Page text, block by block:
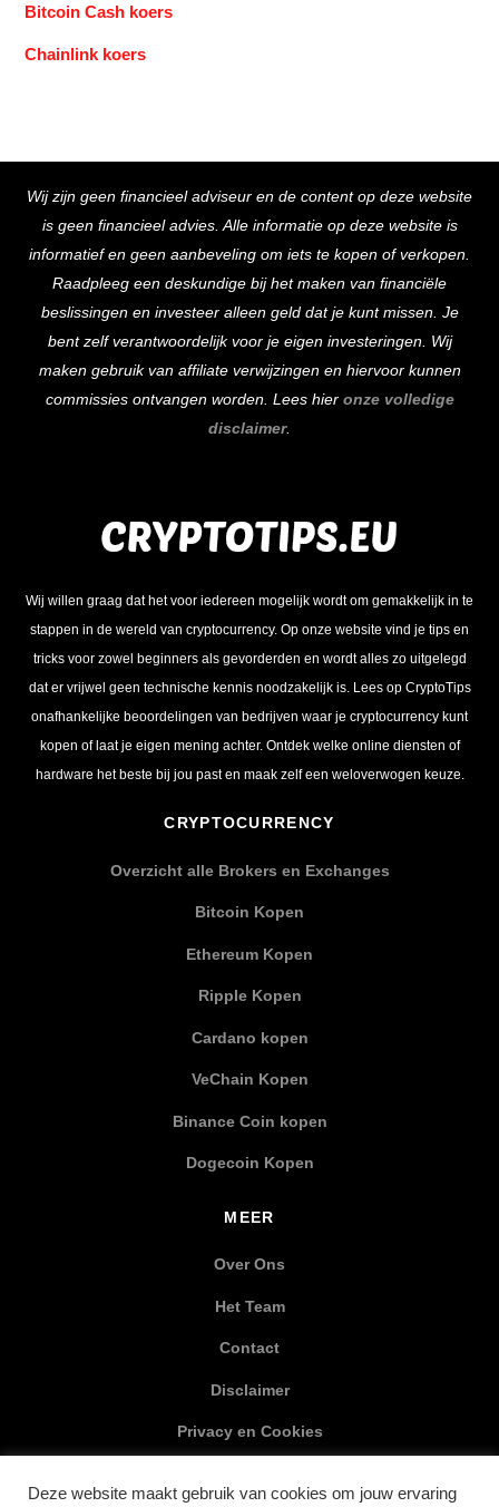
Bitcoin Cash koers
Chainlink koers
To
Top
Wij zijn geen financieel adviseur en de content op deze website
is geen financieel advies. Alle informatie op deze website is
informatief en geen aanbeveling om iets te kopen of verkopen.
Raadpleeg een deskundige bij het maken van financiële
beslissingen en investeer alleen geld dat je kunt missen. Je
bent zelf verantwoordelijk voor je eigen investeringen. Wij
maken gebruik van affiliate verwijzingen en hiervoor kunnen
commissies ontvangen worden. Lees hier onze volledige
disclaimer.
Wij willen graag dat het voor iedereen mogelijk wordt om gemakkelijk in te
stappen in de wereld van cryptocurrency. Op onze website vind je tips en
tricks voor zowel beginners als gevorderden en wordt alles zo uitgelegd
dat er vrijwel geen technische kennis noodzakelijk is. Lees op CryptoTips
onafhankelijke beoordelingen van bedrijven waar je cryptocurrency kunt
kopen of laat je eigen mening achter. Ontdek welke online diensten of
hardware het beste bij jou past en maak zelf een weloverwogen keuze.
CRYPTOCURRENCY
Overzicht alle Brokers en Exchanges
Bitcoin Kopen
Ethereum Kopen
Ripple Kopen
Cardano kopen
VeChain Kopen
Binance Coin kopen
Dogecoin Kopen
MEER
Over Ons
Het Team
Contact
Disclaimer
Privacy en Cookies
Deze website maakt gebruik van cookies om jouw ervaring